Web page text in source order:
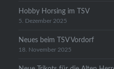
Hobby Horsing im TSV
5. Dezember 2025
Neues beim TSV Vordorf
18. November 2025